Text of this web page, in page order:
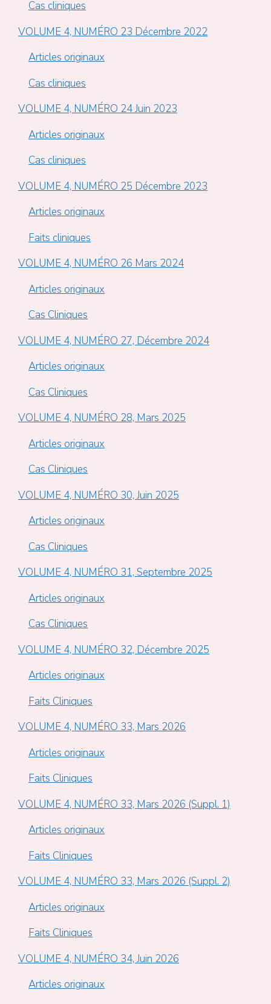
Cas cliniques
VOLUME 4, NUMÉRO 23 Décembre 2022
Articles originaux
Cas cliniques
VOLUME 4, NUMÉRO 24 Juin 2023
Articles originaux
Cas cliniques
VOLUME 4, NUMÉRO 25 Décembre 2023
Articles originaux
Faits cliniques
VOLUME 4, NUMÉRO 26 Mars 2024
Articles originaux
Cas Cliniques
VOLUME 4, NUMÉRO 27, Décembre 2024
Articles originaux
Cas Cliniques
VOLUME 4, NUMÉRO 28, Mars 2025
Articles originaux
Cas Cliniques
VOLUME 4, NUMÉRO 30, Juin 2025
Articles originaux
Cas Cliniques
VOLUME 4, NUMÉRO 31, Septembre 2025
Articles originaux
Cas Cliniques
VOLUME 4, NUMÉRO 32, Décembre 2025
Articles originaux
Faits Cliniques
VOLUME 4, NUMÉRO 33, Mars 2026
Articles originaux
Faits Cliniques
VOLUME 4, NUMÉRO 33, Mars 2026 (Suppl. 1)
Articles originaux
Faits Cliniques
VOLUME 4, NUMÉRO 33, Mars 2026 (Suppl. 2)
Articles originaux
Faits Cliniques
VOLUME 4, NUMÉRO 34, Juin 2026
Articles originaux